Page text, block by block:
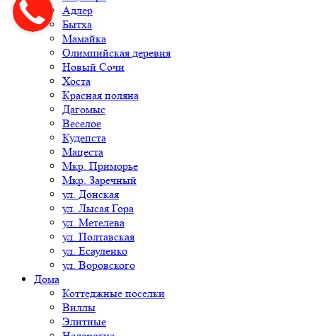
Адлер
Бытха
Мамайка
Олимпийская деревня
Новый Сочи
Хоста
Красная поляна
Дагомыс
Веселое
Кудепста
Мацеста
Мкр. Приморье
Мкр. Заречный
ул. Донская
ул. Лысая Гора
ул. Метелева
ул. Полтавская
ул. Есауленко
ул. Воровского
Дома
Коттеджные поселки
Виллы
Элитные